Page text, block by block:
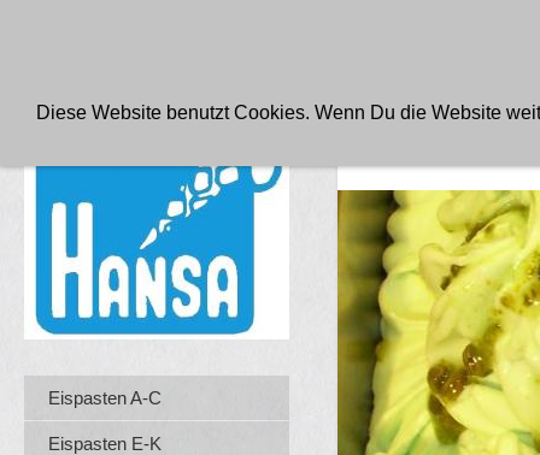
Eispasten A-C
Eispasten E-K
Diese Website benutzt Cookies. Wenn Du die Website